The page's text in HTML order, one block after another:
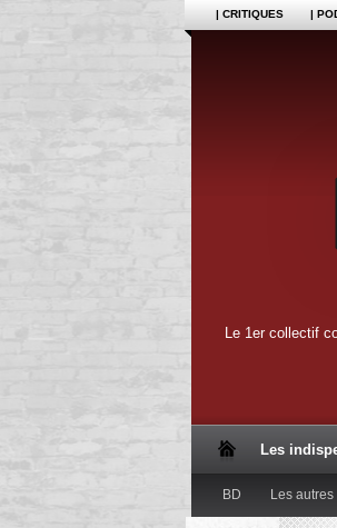
| CRITIQUES |
Le 1er collectif
Les
BD Les autres